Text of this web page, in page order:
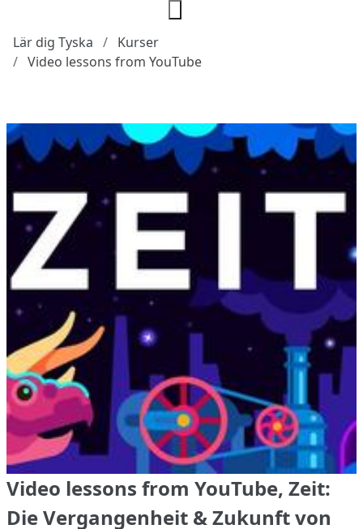
Lär dig Tyska
Kurser
Video lessons from YouTube
Video lessons from YouTube, Zeit:
Die Vergangenheit & Zukunft von